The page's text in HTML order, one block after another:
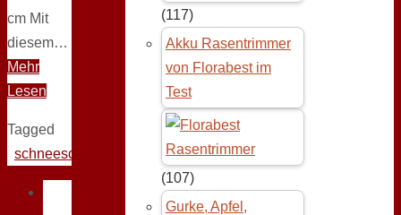
cm Mit
diesem…
Mehr
Lesen
Tagged
schneeschieber
(117)
Akku Rasentrimmer
von Florabest im
Test
(107)
Gurke, Apfel,